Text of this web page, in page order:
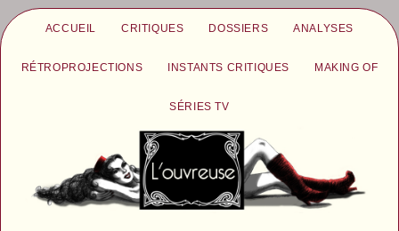
ACCUEIL CRITIQUES DOSSIERS ANALYSES
RÉTROPROJECTIONS INSTANTS CRITIQUES MAKING OF
SÉRIES TV